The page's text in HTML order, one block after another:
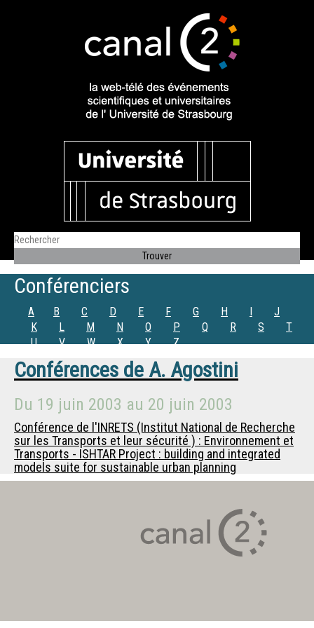
Conférenciers
A B C D E F G H I
J
K
L M N O P Q R S
T
U
V W X Y Z
Conférences de A. Agostini
Du 19 juin 2003 au 20 juin 2003
Conférence de l'INRETS (Institut National de Recherche
sur les Transports et leur sécurité ) : Environnement et
Transports - ISHTAR Project : building and integrated
models suite for sustainable urban planning